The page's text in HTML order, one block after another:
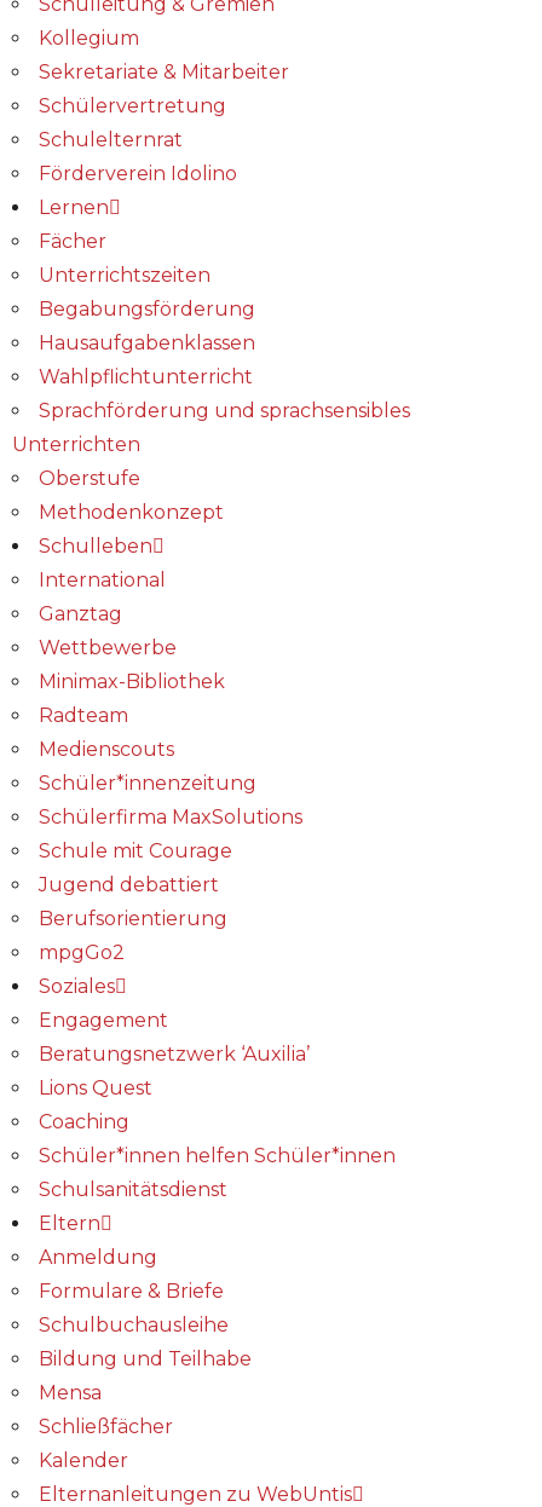
Kollegium
Sekretariate & Mitarbeiter
Schülervertretung
Schulelternrat
Förderverein Idolino
Lernen
Fächer
Unterrichtszeiten
Begabungs­förderung
Hausaufgabenklassen
Wahlpflichtunterricht
Sprachförderung und sprachsensibles
Unterrichten
Oberstufe
Methodenkonzept
Schulleben
International
Ganztag
Wettbewerbe
Minimax-Bibliothek​
Radteam
Medienscouts
Schüler*innenzeitung
Schülerfirma MaxSolutions
Schule mit Courage
Jugend debattiert
Berufsorientierung
mpgGo2
Soziales
Engagement
Beratungsnetzwerk ‘Auxilia’
Lions Quest
Coaching
Schüler*innen helfen Schüler*innen
Schulsanitätsdienst
Eltern
Anmeldung
Formulare & Briefe
Schulbuchausleihe
Bildung und Teilhabe
Mensa
Schließfächer
Kalender
Elternanleitungen zu WebUntis